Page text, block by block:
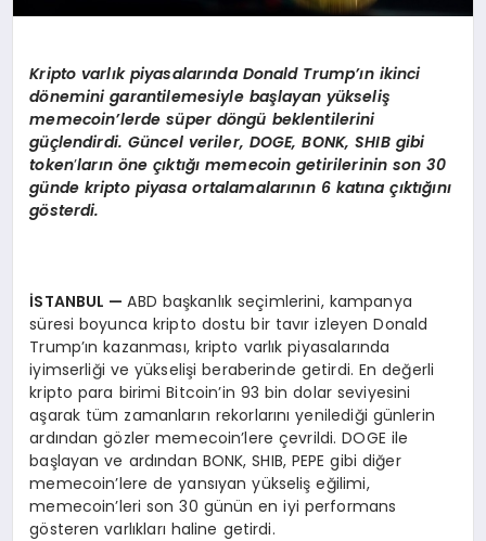
Kriptovarlık piyasalarında Donald Trump’ın ikinci
dönemini garantilemesiyle başlayan yükseliş
memecoin’lerde süper döngü beklentilerini
güçlendirdi. Güncel veriler, DOGE, BONK, SHIB gibi
token’ların öne çıktığı memecoin getirilerinin son 30
günde kripto piyasa ortalamalarının 6 katına çıktığını
gösterdi.
İSTANBUL —ABD başkanlık seçimlerini, kampanya
süresi boyunca kripto dostu bir tavır izleyen Donald
Trump’ın kazanması, kripto varlık piyasalarında
iyimserliği ve yükselişi beraberinde getirdi. En değerli
kripto para birimi Bitcoin’in 93 bin dolar seviyesini
aşarak tüm zamanların rekorlarını yenilediği günlerin
ardından gözler memecoin’lere çevrildi. DOGE ile
başlayan ve ardından BONK, SHIB, PEPE gibi diğer
memecoin’lere de yansıyan yükseliş eğilimi,
memecoin’leri son 30 günün en iyi performans
gösteren varlıkları haline getirdi.